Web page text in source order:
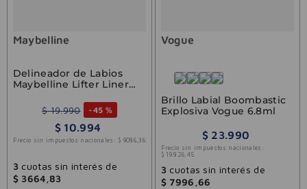
Maybelline
Delineador de Labios
Maybelline Lifter Liner
$ 19.990 -45 %
$ 10.994
Precio sin impuestos nacionales: $ 9086,36
3cuotas sin interés de
$ 3664 83
Vogue
Brillo Labial Boombastic
Explosiva Vogue 6.8ml
$ 23.990
Precio sin impuestos nacionales:
$ 19.826, 45
3cuotas sin interés de
$ 7996 66